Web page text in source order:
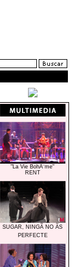
"La Vie BohÃ¨me"
RENT
SUGAR, NINGÃ NO ÃS
PERFECTE